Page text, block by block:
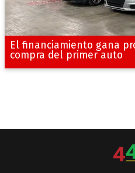
El financiamiento gana
compra del primer auto